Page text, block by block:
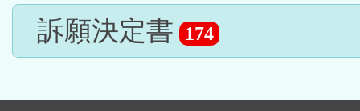
訴願決定書 174